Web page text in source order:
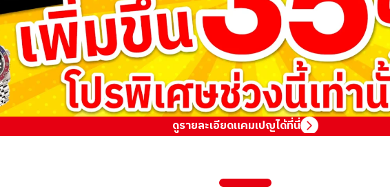
ดูรายละเอียดแคมเปญได้ที่นี่